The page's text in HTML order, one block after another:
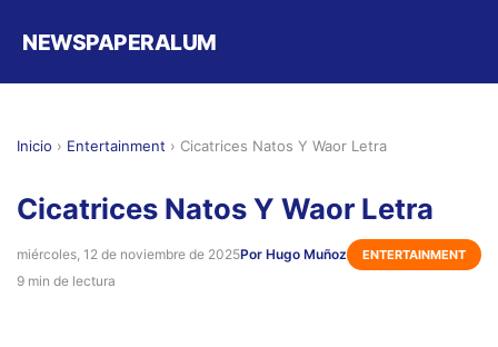
NEWSPAPERALUM
Inicio › Entertainment › Cicatrices Natos Y Waor Letra
Cicatrices Natos Y Waor Letra
miércoles, 12 de noviembre de 2025Por Hugo Muñoz ENTERTAINMENT
9 min de lectura